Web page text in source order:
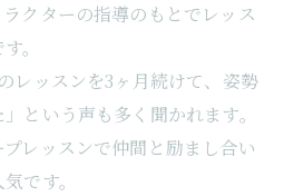
スで実感する肩こり解消効
タイルに合うマシンピラテ
クターの指導のもとでレッス
。
レッスンを3ヶ月続けて、姿勢
という声も多く聞かれます。
レッスンで仲間と励まし合い
です。